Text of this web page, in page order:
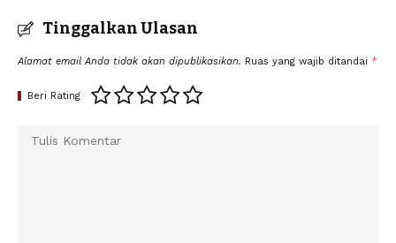
Tinggalkan Ulasan
Alamat email Anda tidak akan dipublikasikan. Ruas yang wajib ditandai *
Beri Rating